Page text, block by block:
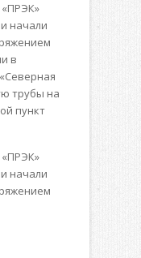
«ПРЭК»
начали
в
трубы на
пункт
«ПРЭК»
начали